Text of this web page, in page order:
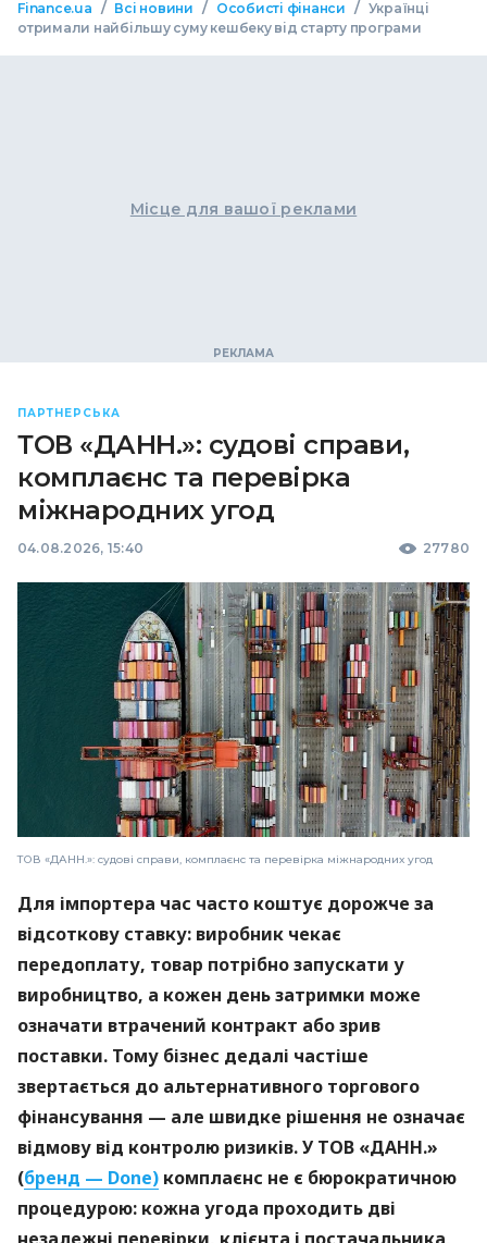
Finance.ua / Всі новини / Особисті фінанси / Українці
отримали найбільшу суму кешбеку від старту програми
Місце для вашої реклами
ПАРТНЕРСЬКА
ТОВ «ДАНН.»: судові справи,
комплаєнс та перевірка
міжнародних угод
04.08.2026, 15:40 27780
ТОВ «ДАНН.»: судові справи, комплаєнс та перевірка міжнародних угод
Для імпортера час часто коштує дорожче за
відсоткову ставку: виробник чекає
передоплату, товар потрібно запускати у
виробництво, а кожен день затримки може
означати втрачений контракт або зрив
поставки. Тому бізнес дедалі частіше
звертається до альтернативного торгового
фінансування — але швидке рішення не означає
відмову від контролю ризиків. У ТОВ «ДАНН.»
(бренд — Done) комплаєнс не є бюрократичною
процедурою: кожна угода проходить дві